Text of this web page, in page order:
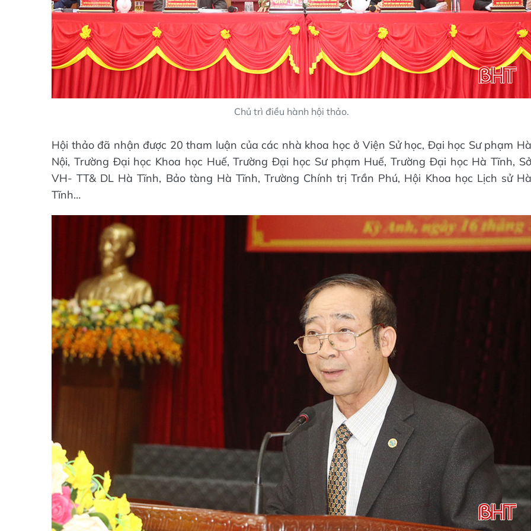
Chủ trì điều hành hội thảo.
Hội thảo đã nhận được 20 tham luận của các nhà khoa học ở Viện Sử học, Đại học Sư phạm Hà
Nội, Trường Đại học Khoa học Huế, Trường Đại học Sư phạm Huế, Trường Đại học Hà Tĩnh, Sở
VH- TT& DL Hà Tĩnh, Bảo tàng Hà Tĩnh, Trường Chính trị Trần Phú, Hội Khoa học Lịch sử Hà
Tĩnh…